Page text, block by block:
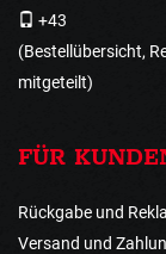
+43
(Bestellübersicht,
mitgeteilt)
FÜR
Rückgabe und
Versand und